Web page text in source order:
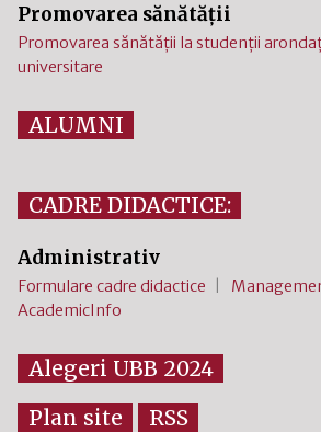
Promovarea sănătății
Promovarea sănătății la studenții
universitare
ALUMNI
CADRE DIDACTICE:
Administrativ
Formulare cadre didactice
AcademicInfo
Alegeri UBB 2024
Plan site
RSS